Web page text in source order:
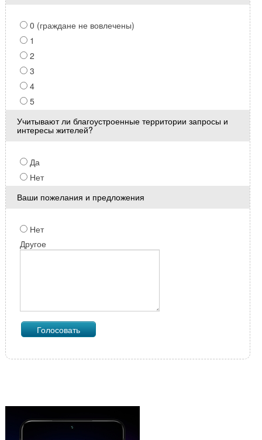
0 (граждане не вовлечены)
1
2
3
4
5
Учитывают ли благоустроенные территории запросы и
интересы жителей?
Да
Нет
Ваши пожелания и предложения
Нет
Другое